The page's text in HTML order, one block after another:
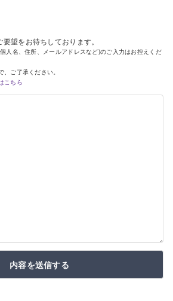
望をお待ちしております。
人名、住所、メールアドレスなど)のご入力はお控えくだ
ご了承ください。
こちら
内容を送信する